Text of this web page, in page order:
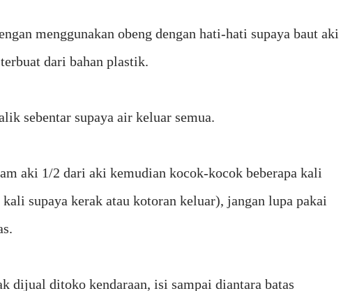
menggunakan obeng dengan hati-hati supaya baut aki
dari bahan plastik.
sebentar supaya air keluar semua.
aki 1/2 dari aki kemudian kocok-kocok beberapa kali
supaya kerak atau kotoran keluar), jangan lupa pakai
dijual ditoko kendaraan, isi sampai diantara batas